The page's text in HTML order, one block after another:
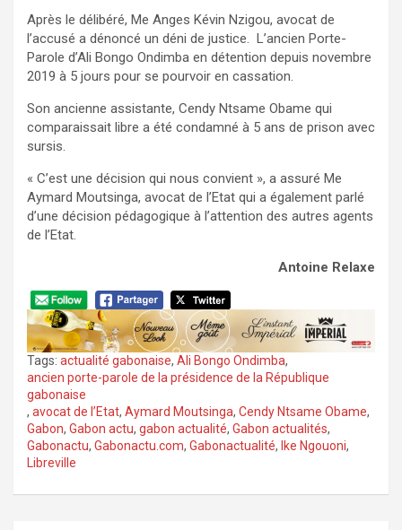
Après le délibéré, Me Anges Kévin Nzigou, avocat de
l’accusé a dénoncé un déni de justice. L’ancien Porte-
Parole d’Ali Bongo Ondimba en détention depuis novembre
2019 à 5 jours pour se pourvoir en cassation.
Son ancienne assistante, Cendy Ntsame Obame qui
comparaissait libre a été condamné à 5 ans de prison avec
sursis.
« C’est une décision qui nous convient », a assuré Me
Aymard Moutsinga, avocat de l’Etat qui a également parlé
d’une décision pédagogique à l’attention des autres agents
de l’Etat.
Antoine Relaxe
Tags: actualité gabonaise, Ali Bongo Ondimba,
ancien porte-parole de la présidence de la République
gabonaise
, avocat de l’Etat, Aymard Moutsinga, Cendy Ntsame Obame,
Gabon, Gabon actu, gabon actualité, Gabon actualités,
Gabonactu, Gabonactu.com, Gabonactualité, Ike Ngouoni,
Libreville